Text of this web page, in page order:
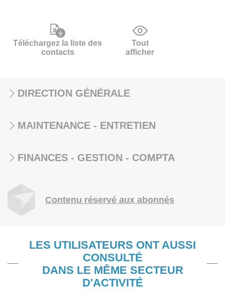
Téléchargez la liste des
contacts
Tout
afficher
DIRECTION GÉNÉRALE
MAINTENANCE - ENTRETIEN
FINANCES - GESTION - COMPTA
Contenu réservé aux abonnés
LES UTILISATEURS ONT AUSSI
CONSULTÉ
DANS LE MÊME SECTEUR
D'ACTIVITÉ